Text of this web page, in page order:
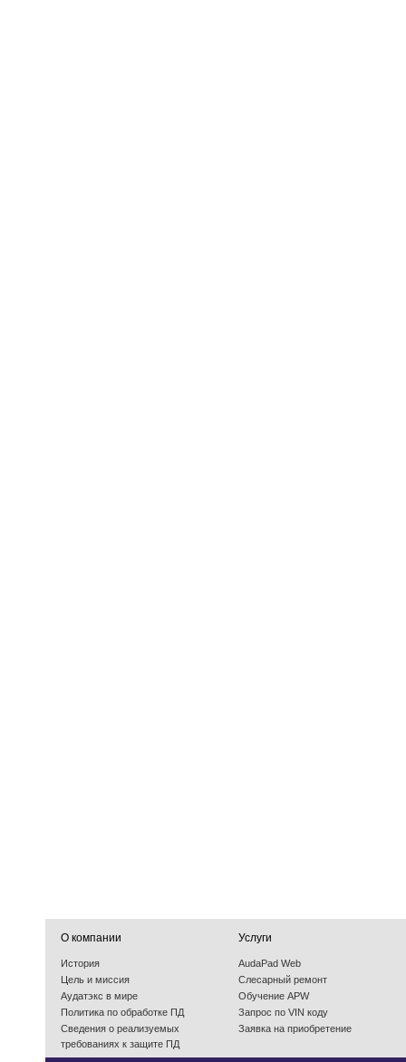
О компании
История
Цель и миссия
Аудатэкс в мире
Политика по обработке ПД
Cведения о реализуемых
требованиях к защите ПД
Услуги
AudaPad Web
Слесарный ремонт
Обучение APW
Запрос по VIN коду
Заявка на приобретение